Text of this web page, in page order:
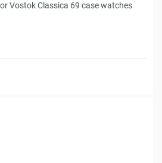
Vostok Classica 69 case watches